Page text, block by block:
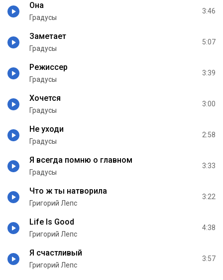
Она
Градусы
3:46
Заметает
Градусы
5:07
Режиссер
Градусы
3:39
Хочется
Градусы
3:00
Не уходи
Градусы
2:58
Я всегда помню о главном
Градусы
3:33
Что ж ты натворила
Григорий Лепс
3:22
Life Is Good
Григорий Лепс
4:38
Я счастливый
Григорий Лепс
3:57